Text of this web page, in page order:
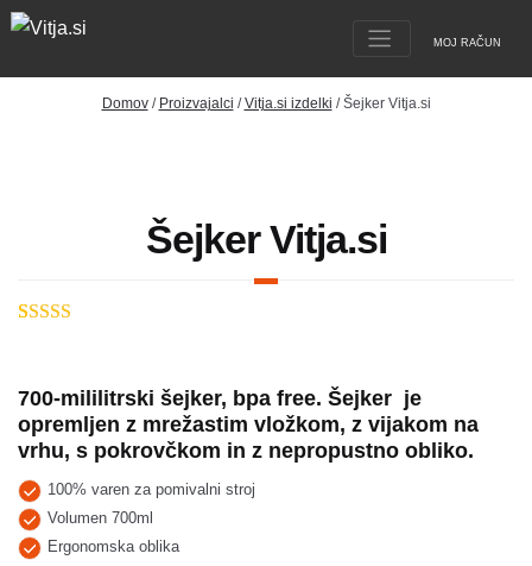
MOJ RAČUN
Domov/ Proizvajalci /Vitja.si izdelki / Šejker Vitja.si
Šejker Vitja.si
podlagi
ocenestrank
700-mililitrski šejker, bpa free. Šejker je
opremljen z mrežastim vložkom, z vijakom na
vrhu, s pokrovčkom in z nepropustno obliko.
100% varen za pomivalni stroj
Volumen 700ml
Ergonomska oblika